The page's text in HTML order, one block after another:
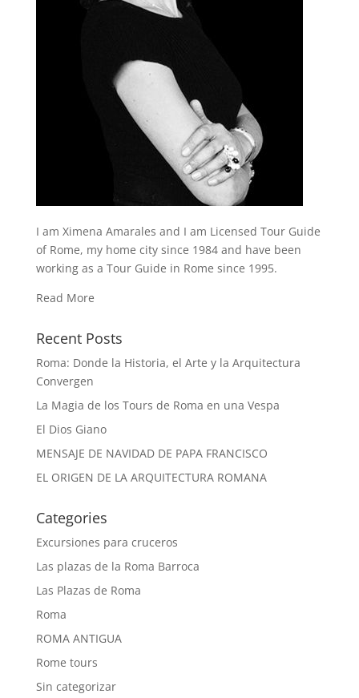
I am Ximena Amarales and I am Licensed Tour Guide
of Rome, my home city since 1984 and have been
working as a Tour Guide in Rome since 1995.
Read More
Recent Posts
Roma: Donde la Historia, el Arte y la Arquitectura
Convergen
La Magia de los Tours de Roma en una Vespa
El Dios Giano
MENSAJE DE NAVIDAD DE PAPA FRANCISCO
EL ORIGEN DE LA ARQUITECTURA ROMANA
Categories
Excursiones para cruceros
Las plazas de la Roma Barroca
Las Plazas de Roma
Roma
ROMA ANTIGUA
Rome tours
Sin categorizar